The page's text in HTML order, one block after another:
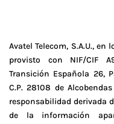
Avatel Telecom, S.A.U.,
provisto con NIF/CIF
Transición Española 26,
C.P. 28108 de
responsabilidad derivada
de la información